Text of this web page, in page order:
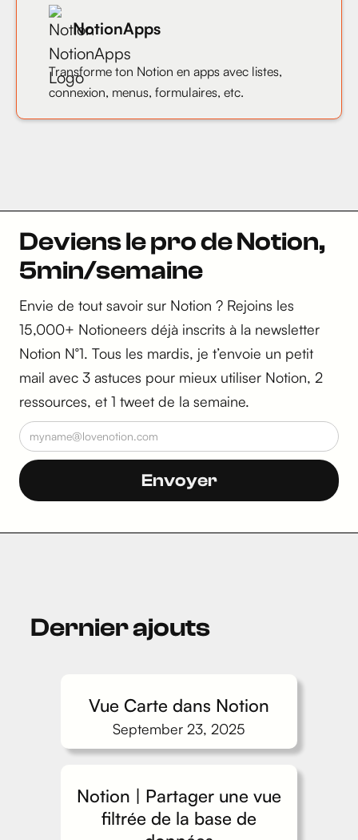
NotionApps
Transforme ton Notion en apps avec listes,
connexion, menus, formulaires, etc.
Deviens le pro de Notion,
5min/semaine
Envie de tout savoir sur Notion ? Rejoins les
15,000+ Notioneers déjà inscrits à la newsletter
Notion N°1. Tous les mardis, je t’envoie un petit
mail avec 3 astuces pour mieux utiliser Notion, 2
ressources, et 1 tweet de la semaine.
Dernier ajouts
Vue Carte dans Notion
September 23, 2025
Notion | Partager une vue
filtrée de la base de